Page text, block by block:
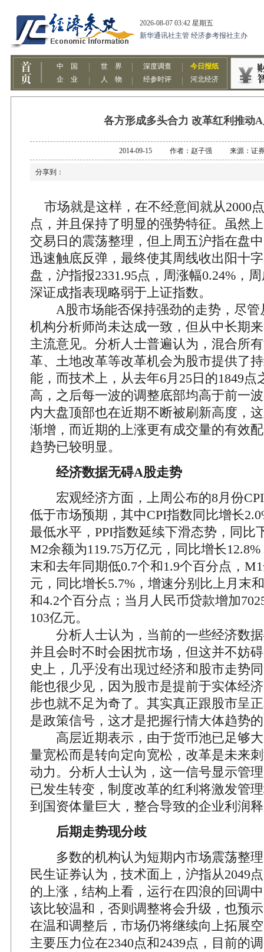
各方形成多头合力 改革红利推动
2014-09-15 作者：赵子强 来源：证券
分享到：
市场就是这样，在不经意间就从2000
点，并且保持了明显的强势特征。虽然
交易日的震荡整理，但上周五沪指在盘
迅速触底反弹，最终使其周线收出阳十
盘，沪指报2331.95点，周涨幅0.24%，
深证成指表现略弱于上证指数。
A股市场能否保持强劲的走势，尽管
机构分析师尚未达成一致，但从中长期
主流意见。分析人士普遍认为，混合所
革、土地改革等改革机会为股市提供了
能，而技术上，从去年6月25日的1849点
高，之后每一波的调整底部均高于前一
内大盘顶部也在近期不断被刷新高度，
渐增，而近期的上涨更有成交量的有效
趋势已较明显。
经济数据无碍A股走势
宏观经济方面，上周公布的8月份CPI
低于市场预期，其中CPI指数同比增长
最低水平，PPI指数延续下滑态势，同比
M2余额为119.75万亿元，同比增长
末和去年同期低0.7个和1.9个百分点，
元，同比增长5.7%，增速分别比上月末
和4.2个百分点；当月人民币贷款增加
103亿元。
分析人士认为，当前的一些经济数据
并且会时不时会困扰市场，但这并不妨
史上，几乎没有出现过经济和股市走势
能也很少见，因为股市是提前于实体经
步也就不足为奇了。其实真正跟股市呈
是政策信号，这才是把握行情大体趋势
高层近期表示，由于货币池已足够大
量宽松而是转向定向宽松，改革是未来
动力。分析人士认为，这一信号显示管
已发生转变，制度改革的红利将激发管
到国资体量巨大，整合导致的企业利润
后期走势现分歧
多数的机构认为短期内市场震荡整理
民生证券认为，技术面上，沪指从2049
的上涨，结构上看，运行在四浪的回调
该比较温和，否则调整将会升级，也预
在温和调整后，市场仍将继续向上拓展
主要压力位在2340点和2439点，目前的